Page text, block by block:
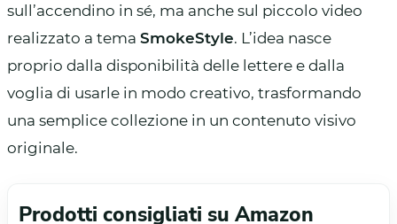
sull’accendino in sé, ma anche sul piccolo video
realizzato a tema SmokeStyle. L’idea nasce
proprio dalla disponibilità delle lettere e dalla
voglia di usarle in modo creativo, trasformando
una semplice collezione in un contenuto visivo
originale.
Prodotti consigliati su Amazon